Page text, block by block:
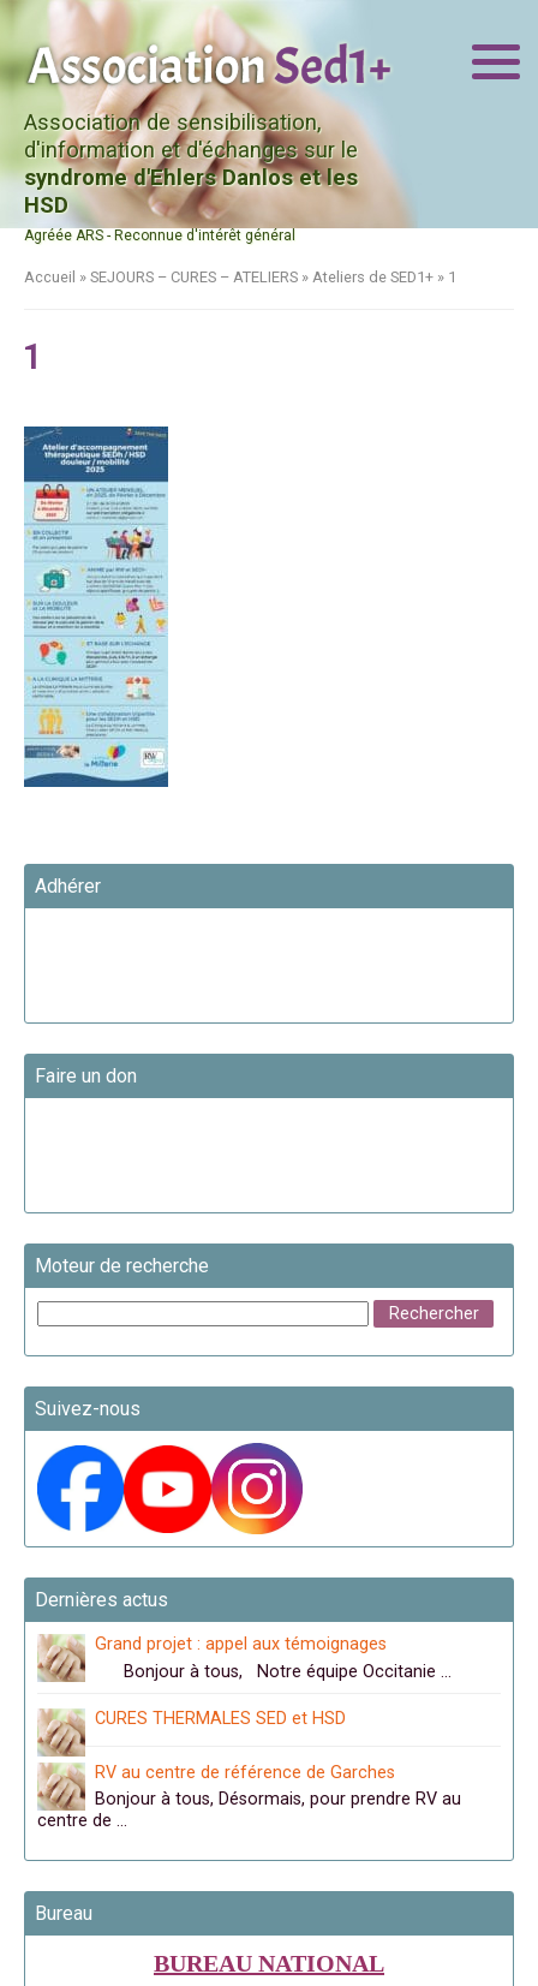
Association de sensibilisation,
d'information et d'échanges sur le
syndrome d'Ehlers Danlos et les
HSD
Agréée ARS - Reconnue d'intérêt général
Accueil » SEJOURS – CURES – ATELIERS » Ateliers de SED1+ » 1
1
Adhérer
Faire un don
Moteur de recherche
Suivez-nous
Dernières actus
Grand projet : appel aux témoignages
Bonjour à tous, Notre équipe Occitanie …
CURES THERMALES SED et HSD
RV au centre de référence de Garches
Bonjour à tous, Désormais, pour prendre RV au
centre de …
Bureau
BUREAU NATIONAL